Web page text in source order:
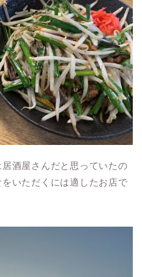
酒屋さんだと思っていたの
いただくには適したお店で